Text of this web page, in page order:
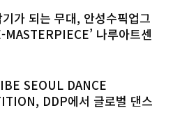
가 되는 무대, 안성수픽업그
MASTERPIECE’ 나루아트센
SEOUL DANCE
DDP에서 글로벌 댄스